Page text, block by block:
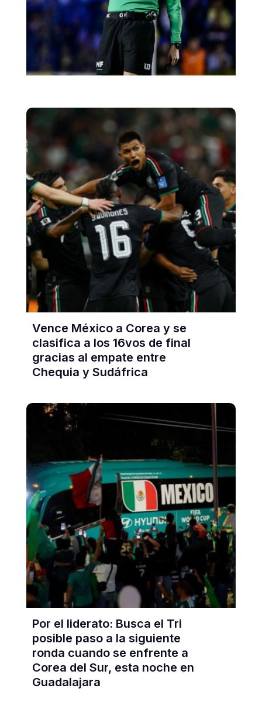
Vence México a Corea y se
clasifica a los 16vos de final
gracias al empate entre
Chequia y Sudáfrica
Por el liderato: Busca el Tri
posible paso a la siguiente
ronda cuando se enfrente a
Corea del Sur, esta noche en
Guadalajara